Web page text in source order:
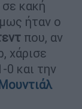
σε κακή
ήταν ο
που, αν
χάρισε
0 και την